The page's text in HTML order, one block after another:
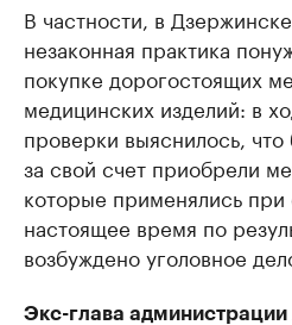
В частности, в
незаконная практика
покупке дорогостоящих
медицинских изделий: в
проверки выяснилось,
за свой счет приобрели
которые применялись
настоящее время по
возбуждено уголовное
Экс-глава